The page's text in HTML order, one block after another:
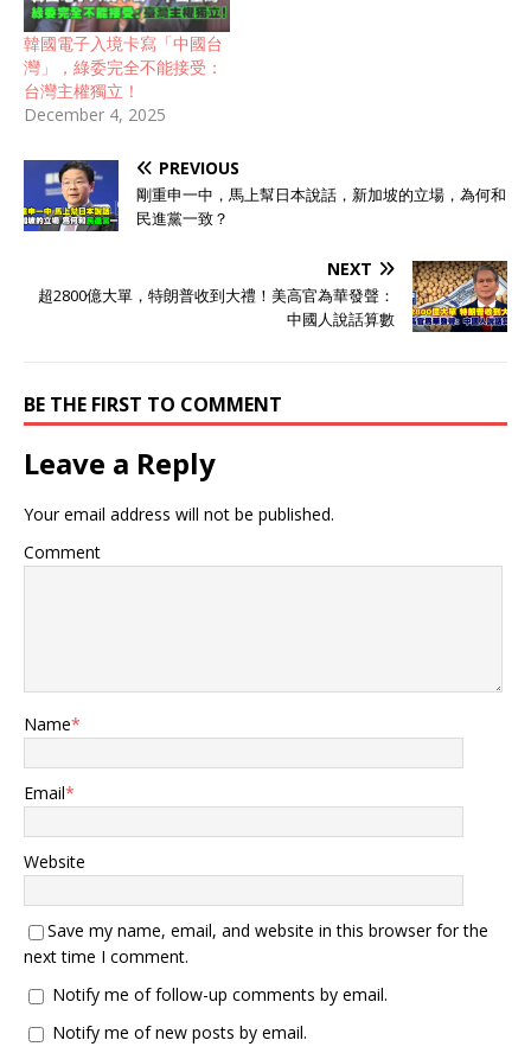
韓國電子入境卡寫「中國台
灣」，綠委完全不能接受：
台灣主權獨立！
December 4, 2025
PREVIOUS
剛重申一中，馬上幫日本說話，新加坡的立場，為何和
民進黨一致？
NEXT
超2800億大單，特朗普收到大禮！美高官為華發聲：
中國人說話算數
BE THE FIRST TO COMMENT
Leave a Reply
Your email address will not be published.
Comment
Name*
Email*
Website
Save my name, email, and website in this browser for the
next time I comment.
Notify me of follow-up comments by email.
Notify me of new posts by email.